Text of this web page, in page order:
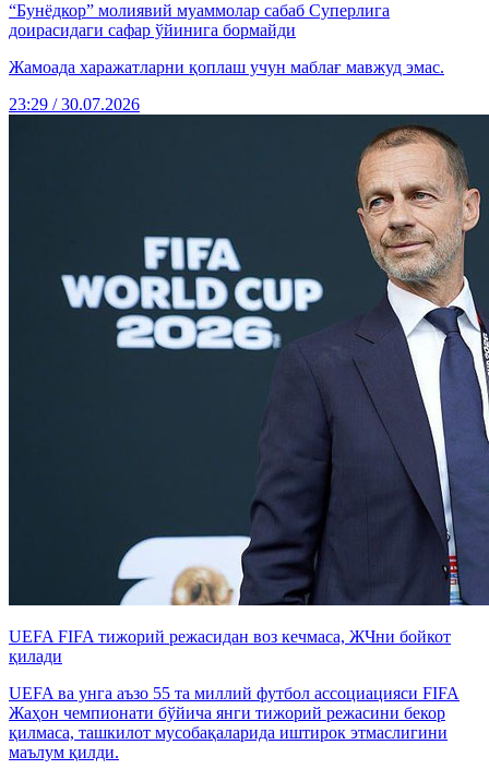
“Бунёдкор” молиявий муаммолар сабаб Суперлига
доирасидаги сафар ўйинига бормайди
Жамоада харажатларни қоплаш учун маблағ мавжуд эмас.
23:29 / 30.07.2026
UEFA FIFA тижорий режасидан воз кечмаса, ЖЧни бойкот
қилади
UEFA ва унга аъзо 55 та миллий футбол ассоциацияси FIFA
Жаҳон чемпионати бўйича янги тижорий режасини бекор
қилмаса, ташкилот мусобақаларида иштирок этмаслигини
маълум қилди.